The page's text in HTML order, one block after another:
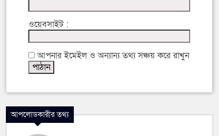
ওয়েবসাইট :
আপনার ইমেইল ও অন্যান্য তথ্য সঞ্চয় করে রাখুন
আপলোডকারীর তথ্য